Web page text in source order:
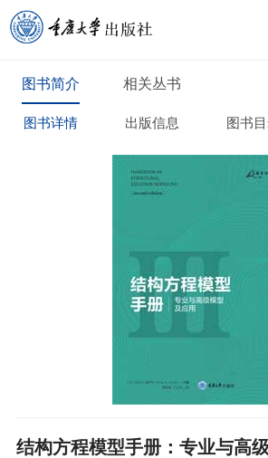
图书简介 相关丛书
图书详情 出版信息 图书
结构方程模型手册：专业与高